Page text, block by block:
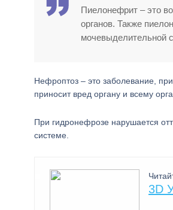
Пиелонефрит – это
органов. Также
мочевыделительной
Нефроптоз – это заболевание,
приносит вред органу и всему
При гидронефрозе нарушается
системе.
3D